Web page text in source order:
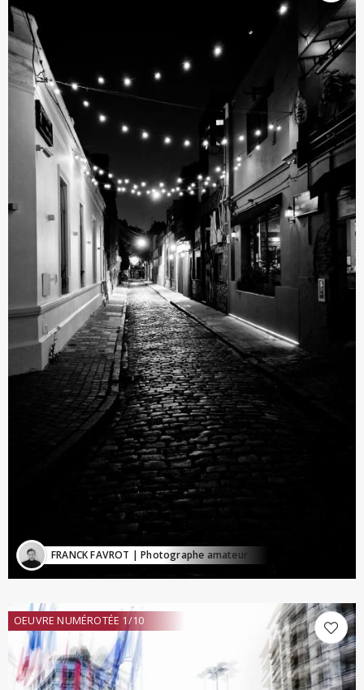
FRANCK FAVROT | Photographe amateur
OEUVRE NUMÉROTÉE 1/10